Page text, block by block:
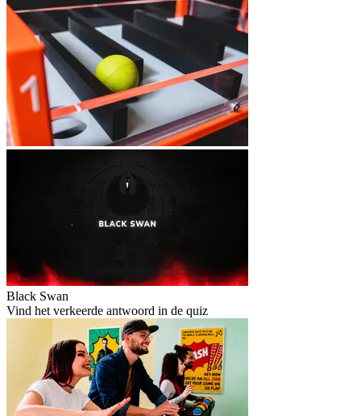
Black Swan
Vind het verkeerde antwoord in de quiz